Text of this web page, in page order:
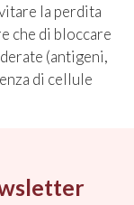
la perdita
che di bloccare
(antigeni,
di cellule